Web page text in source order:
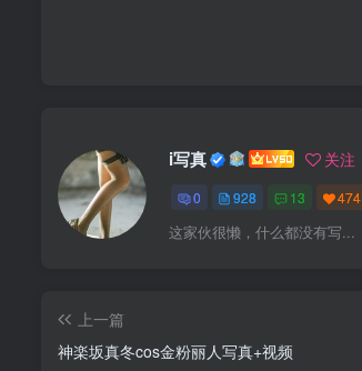
i写真 关注
0 928 13 474
这家伙很懒，什么都没有写...
上一篇
神楽坂真冬cos金粉丽人写真+视频